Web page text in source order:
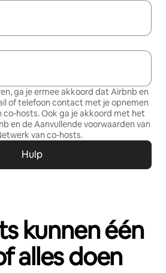
ga je ermee akkoord dat Airbnb en
of telefoon contact met je opnemen
Ook ga je akkoord met het
en deAanvullende voorwaarden van
van co‑hosts.
Hulp
kunnen één
alles doen